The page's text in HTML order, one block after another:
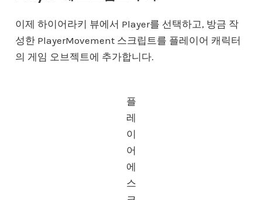
이제 하이어라키 뷰에서 Player를 선택하고, 방금 작
성한 PlayerMovement 스크립트를 플레이어 캐릭터
의 게임 오브젝트에 추가합니다.
플
레
이
어
에
스